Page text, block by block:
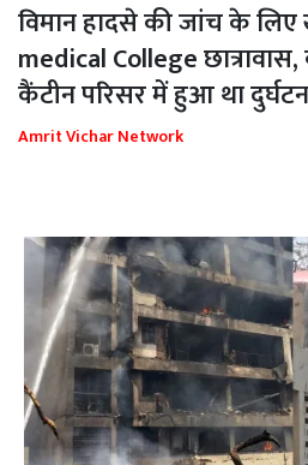
विमान हादसे की जांच के लिए
medical College छात्रावास,
कैंटीन परिसर में हुआ था
Amrit Vichar Network